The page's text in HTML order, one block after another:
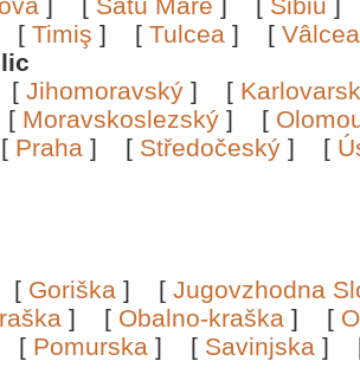
[ Timiş ] [ Tulcea ] [
[ Jihomoravský ] [
[ Moravskoslezský ] [
[ Praha ] [ Středočeský ] [
[ Goriška ] [ Jugovzhodna
] [ Obalno-kraška ] [
[ Pomurska ] [ Savinjska ]